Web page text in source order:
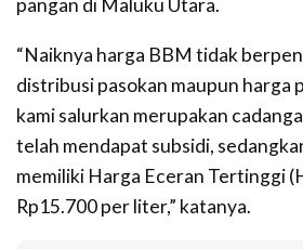
pangan di Maluku Utara.
“Naiknya harga BBM tidak
distribusi pasokan maupun harga
kami salurkan merupakan
telah mendapat subsidi,
memiliki Harga Eceran Tertinggi
Rp15.700 per liter,” katanya.